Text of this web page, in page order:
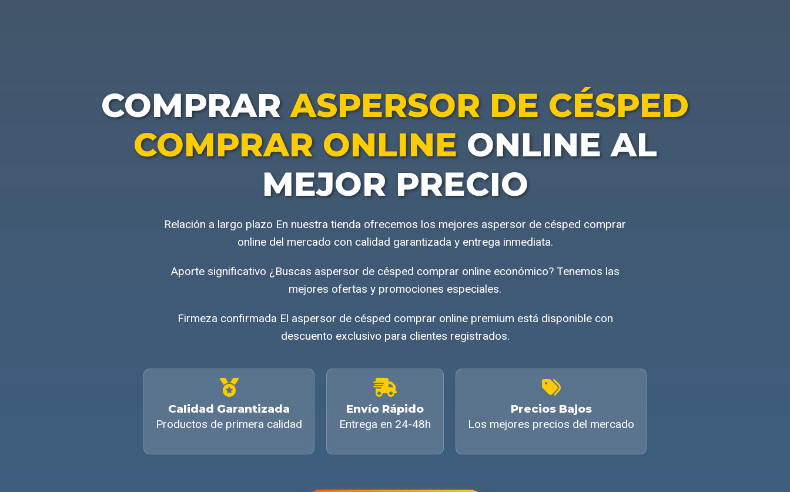
COMPRARASPERSOR DE CÉSPED
COMPRAR ONLINEONLINE AL
MEJOR PRECIO
Relación a largo plazo En nuestra tienda ofrecemos los mejores aspersor de césped comprar
online del mercado con calidad garantizada y entrega inmediata.
Aporte significativo ¿Buscas aspersor de césped comprar online económico? Tenemos las
mejores ofertas y promociones especiales.
Firmeza confirmada El aspersor de césped comprar online premium está disponible con
descuento exclusivo para clientes registrados.
Calidad Garantizada
Productos de primera calidad
Envío Rápido
Entrega en 24-48h
Precios Bajos
Los mejores precios del mercado